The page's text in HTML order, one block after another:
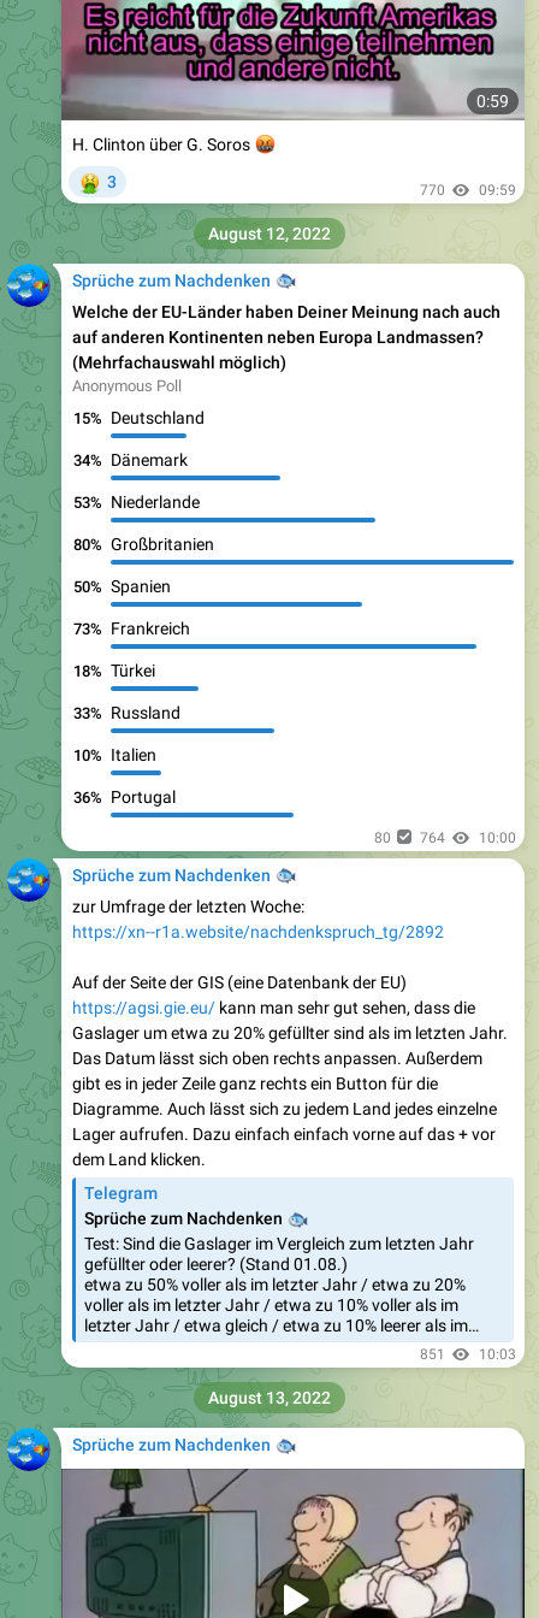
0:59
H. Clinton über G. Soros
🤬
3 770 09:59
Sprüche zum Nachdenken
🐟
Welche der EU-Länder haben Deiner Meinung nach auch
auf anderen Kontinenten neben Europa Landmassen?
(Mehrfachauswahl möglich)
Anonymous Poll
15% Deutschland
34% Dänemark
53% Niederlande
80% Großbritanien
50% Spanien
73% Frankreich
18% Türkei
33% Russland
10% Italien
36% Portugal
80 764 10:00
August 12, 2022
Sprüche zum Nachdenken
🐟
zur Umfrage der letzten Woche:
https://xn--r1a.website/nachdenkspruch_tg/2892
Auf der Seite der GIS (eine Datenbank der EU)
https://agsi.gie.eu/ kann man sehr gut sehen, dass die
Gaslager um etwa zu 20% gefüllter sind als im letzten Jahr.
Das Datum lässt sich oben rechts anpassen. Außerdem
gibt es in jeder Zeile ganz rechts ein Button für die
Diagramme. Auch lässt sich zu jedem Land jedes einzelne
Lager aufrufen. Dazu einfach einfach vorne auf das + vor
dem Land klicken.
Telegram
Sprüche zum Nachdenken
🐟
Test: Sind die Gaslager im Vergleich zum letzten Jahr
gefüllter oder leerer? (Stand 01.08.)
etwa zu 50% voller als im letzter Jahr / etwa zu 20%
voller als im letzter Jahr / etwa zu 10% voller als im
letzter Jahr / etwa gleich / etwa zu 10% leerer als im…
851 10:03
Sprüche zum Nachdenken
🐟
August 13, 2022